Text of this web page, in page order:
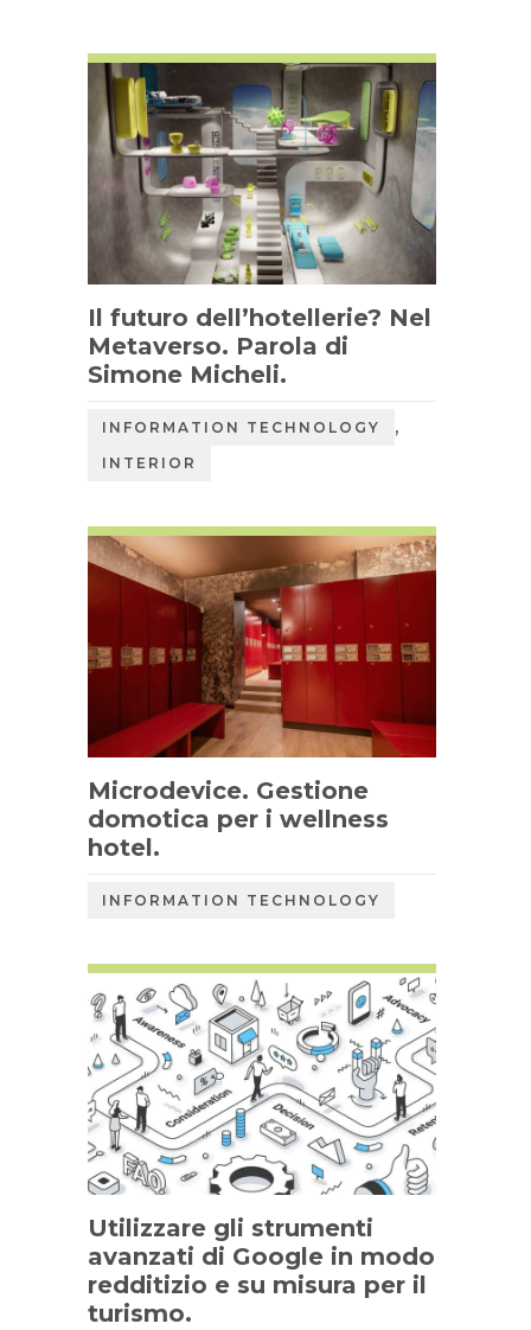
Il futuro dell’hotellerie? Nel
Metaverso. Parola di
Simone Micheli.
INFORMATION TECHNOLOGY ,
INTERIOR
Microdevice. Gestione
domotica per i wellness
hotel.
INFORMATION TECHNOLOGY
Utilizzare gli strumenti
avanzati di Google in modo
redditizio e su misura per il
turismo.